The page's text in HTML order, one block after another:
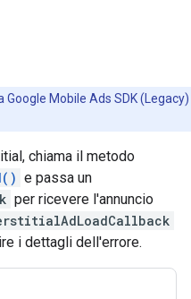
Google Mobile Ads SDK (Legacy)
chiama il metodo
e passa un
per ricevere l'annuncio
i dettagli dell'errore.